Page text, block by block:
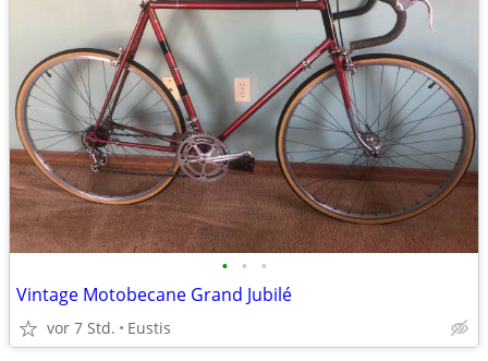
• • •
Vintage Motobecane Grand Jubilé
vor 7 Std. Eustis